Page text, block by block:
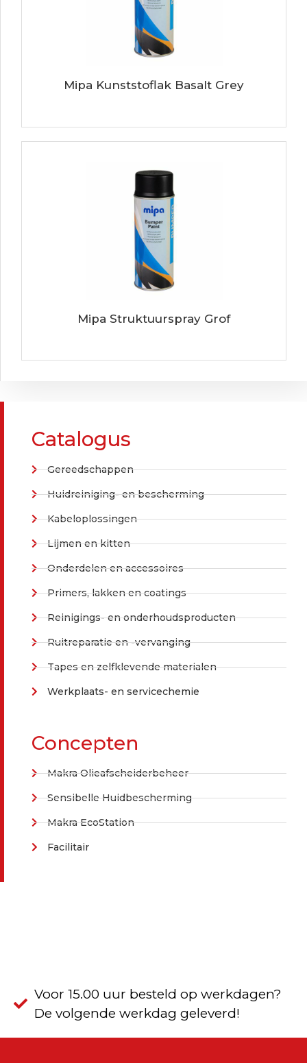
Catalogus
Gereedschappen
Huidreiniging- en bescherming
Kabeloplossingen
Lijmen en kitten
Onderdelen en accessoires
Primers, lakken en coatings
Reinigings- en onderhoudsproducten
Ruitreparatie en -vervanging
Tapes en zelfklevende materialen
Werkplaats- en servicechemie
Concepten
Makra Olieafscheiderbeheer
Sensibelle Huidbescherming
Makra EcoStation
Facilitair
Mipa Kunststoflak Basalt Grey
Mipa Struktuurspray Grof
Voor 15.00 uur besteld op werkdagen?
De volgende werkdag geleverd!